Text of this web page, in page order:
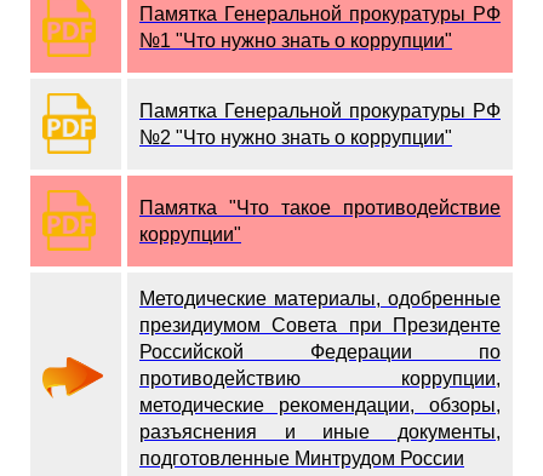
Памятка Генеральной прокуратуры РФ
№1 "Что нужно знать о коррупции"
Памятка Генеральной прокуратуры РФ
№2 "Что нужно знать о коррупции"
Памятка "Что такое противодействие
коррупции"
Методические материалы, одобренные
президиумом Совета при Президенте
Российской Федерации по
противодействию коррупции,
методические рекомендации, обзоры,
разъяснения и иные документы,
подготовленные Минтрудом России